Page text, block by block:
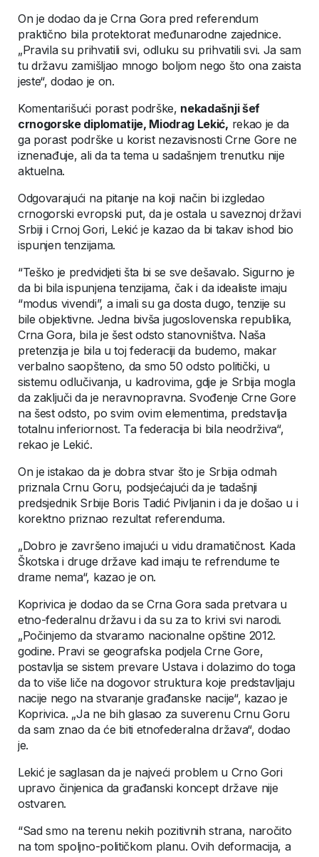
On je dodao da je Crna Gora pred referendum
praktično bila protektorat međunarodne zajednice.
„Pravila su prihvatili svi, odluku su prihvatili svi. Ja sam
tu državu zamišljao mnogo boljom nego što ona zaista
jeste“, dodao je on.
Komentarišući porast podrške, nekadašnji šef
crnogorske diplomatije, Miodrag Lekić, rekao je da
ga porast podrške u korist nezavisnosti Crne Gore ne
iznenađuje, ali da ta tema u sadašnjem trenutku nije
aktuelna.
Odgovarajući na pitanje na koji način bi izgledao
crnogorski evropski put, da je ostala u saveznoj državi
Srbiji i Crnoj Gori, Lekić je kazao da bi takav ishod bio
ispunjen tenzijama.
“Teško je predvidjeti šta bi se sve dešavalo. Sigurno je
da bi bila ispunjena tenzijama, čak i da idealiste imaju
“modus vivendi”, a imali su ga dosta dugo, tenzije su
bile objektivne. Jedna bivša jugoslovenska republika,
Crna Gora, bila je šest odsto stanovništva. Naša
pretenzija je bila u toj federaciji da budemo, makar
verbalno saopšteno, da smo 50 odsto politički, u
sistemu odlučivanja, u kadrovima, gdje je Srbija mogla
da zaključi da je neravnopravna. Svođenje Crne Gore
na šest odsto, po svim ovim elementima, predstavlja
totalnu inferiornost. Ta federacija bi bila neodrživa“,
rekao je Lekić.
On je istakao da je dobra stvar što je Srbija odmah
priznala Crnu Goru, podsjećajući da je tadašnji
predsjednik Srbije Boris Tadić Pivljanin i da je došao u i
korektno priznao rezultat referenduma.
„Dobro je završeno imajući u vidu dramatičnost. Kada
Škotska i druge države kad imaju te refrendume te
drame nema“, kazao je on.
Koprivica je dodao da se Crna Gora sada pretvara u
etno-federalnu državu i da su za to krivi svi narodi.
„Počinjemo da stvaramo nacionalne opštine 2012.
godine. Pravi se geografska podjela Crne Gore,
postavlja se sistem prevare Ustava i dolazimo do toga
da to više liče na dogovor struktura koje predstavljaju
nacije nego na stvaranje građanske nacije“, kazao je
Koprivica. „Ja ne bih glasao za suverenu Crnu Goru
da sam znao da će biti etnofederalna država“, dodao
je.
Lekić je saglasan da je najveći problem u Crno Gori
upravo činjenica da građanski koncept države nije
ostvaren.
“Sad smo na terenu nekih pozitivnih strana, naročito
na tom spoljno-političkom planu. Ovih deformacija, a